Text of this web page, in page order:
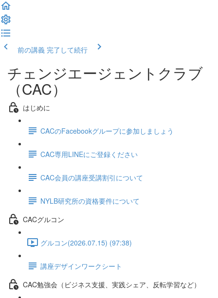
前の講義 完了して続行
チェンジエージェントクラブ
（CAC）
はじめに
CACのFacebookグループに参加しましょう
CAC専用LINEにご登録ください
CAC会員の講座受講割引について
NYLB研究所の資格要件について
CACグルコン
グルコン(2026.07.15) (97:38)
講座デザインワークシート
CAC勉強会（ビジネス支援、実践シェア、反転学習など）